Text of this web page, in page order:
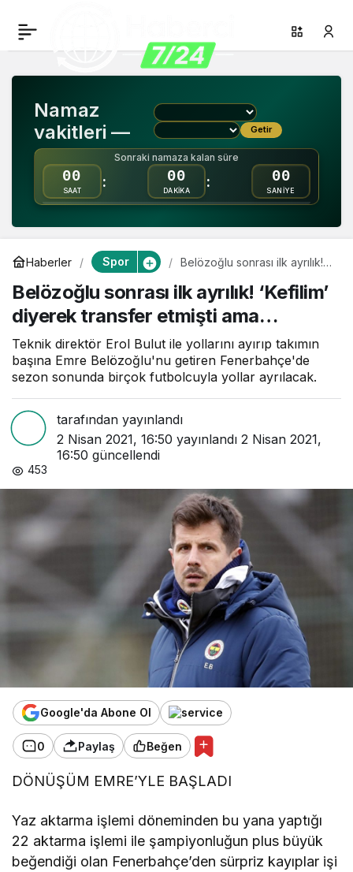
Namaz
vakitleri —
Getir
Sonraki namaza kalan süre
00
SAAT
: 00
DAKİKA
: 00
SANİYE
Haberler Spor
Belözoğlu sonrası ilk ayrılık!
etmişti ama…
Belözoğlu sonrası ilk ayrılık! ‘Kefilim’
diyerek transfer etmişti ama…
Teknik direktör Erol Bulut ile yollarını ayırıp takımın
başına Emre Belözoğlu'nu getiren Fenerbahçe'de
sezon sonunda birçok futbolcuyla yollar ayrılacak.
tarafından yayınlandı
2 Nisan 2021, 16:50 yayınlandı 2 Nisan 2021,
16:50 güncellendi
453
Google'da Abone Ol
0 Paylaş Beğen
DÖNÜŞÜM EMRE’YLE BAŞLADI
Yaz aktarma işlemi döneminden bu yana yaptığı
22 aktarma işlemi ile şampiyonluğun plus büyük
beğendiği olan Fenerbahçe’den sürpriz kayıplar işi
Belözoğlu sonrası ilk
ayrılık! ‘Kefilim’ diyerek
transfer etmişti ama…
Paylaş